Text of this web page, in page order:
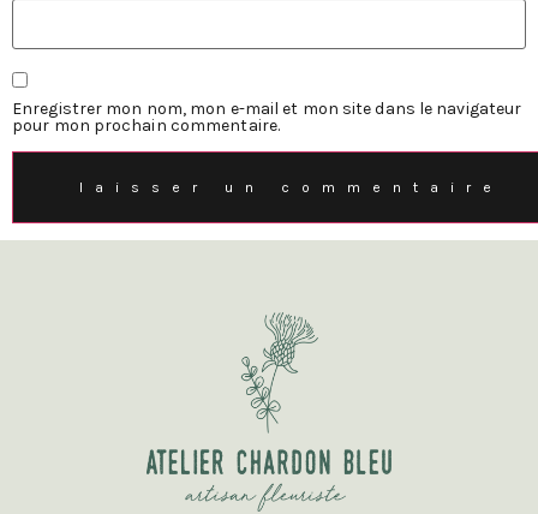
Enregistrer mon nom, mon e-mail et mon site dans le navigateur
pour mon prochain commentaire.